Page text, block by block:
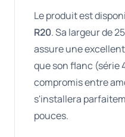
Le produit est
R20. Sa largeur de
assure une
que son flanc (série
compromis entre
s'installera
pouces.